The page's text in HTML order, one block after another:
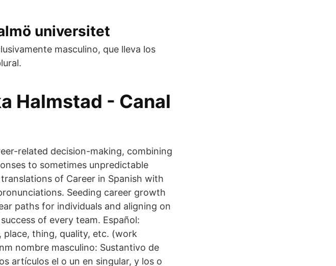
universitet
masculino, que lleva los
Halmstad - Canal
related decision-making, combining
to sometimes unpredictable
of Career in Spanish with
Seeding career growth
paths for individuals and aligning on
of every team. Español:
thing, quality, etc. (work
nombre masculino: Sustantivo de
artículos el o un en singular, y los o